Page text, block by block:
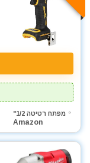
מפתח רטיטה 1/2"
Amazon